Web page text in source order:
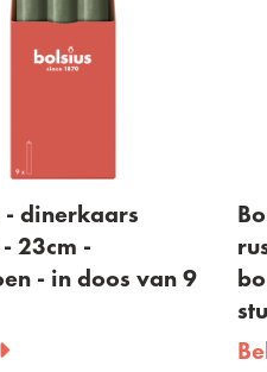
- dinerkaars
23cm -
- in doos van 9